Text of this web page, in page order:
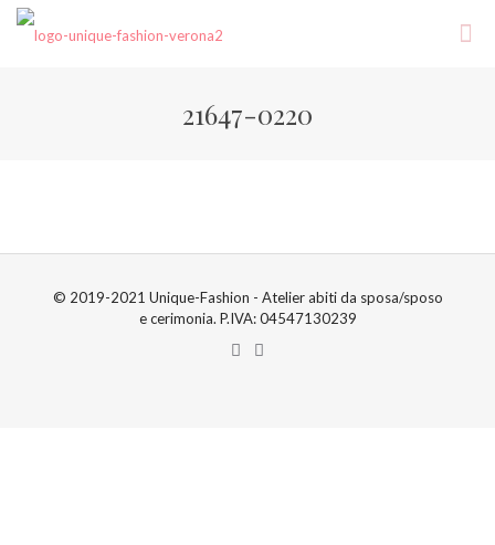
21647-0220
© 2019-2021 Unique-Fashion - Atelier abiti da sposa/sposo
e cerimonia. P.IVA: 04547130239